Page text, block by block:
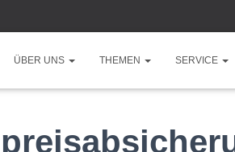
ÜBER UNS THEMEN SERVICE